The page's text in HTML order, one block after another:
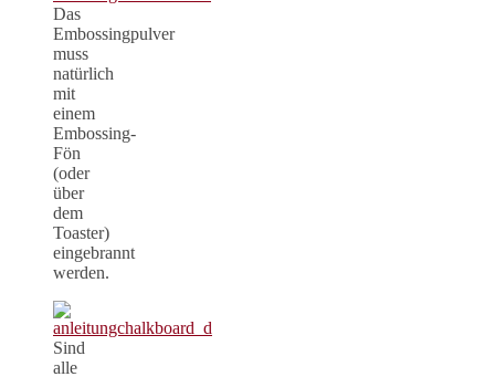
Das
Embossingpulver
muss
natürlich
mit
einem
Embossing-
Fön
(oder
über
dem
Toaster)
eingebrannt
werden.
Sind
alle